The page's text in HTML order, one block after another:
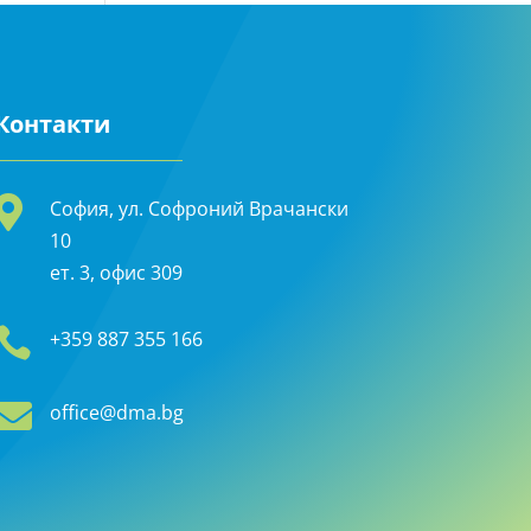
София, ул. Софроний Врачански
10
ет. 3, офис 309
+359 887 355 166
office@dma.bg